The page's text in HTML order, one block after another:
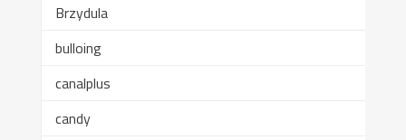
Brzydula
bulloing
canalplus
candy